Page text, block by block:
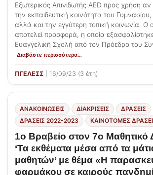
Eξωτερικός Απινιδωτής AED προς χρήση αν
την εκπαιδευτική κοινότητα του
αλλά και την εγγύτερη τοπική κοινωνία. Ο
αποτελεί προσφορά, η οποία
Ευαγγελική Σχολή από τον Πρόεδρο του
Διαβάστε περισσότερα…
ΠΓΕΛΕΣΣ | 16/09/23 (3 έτη)
ΑΝΑΚΟΙΝΩΣΕΙΣ ΔΙΑΚΡΊΣΕΙΣ
ΔΡΑΣΕΙΣ
ΔΡΆΣΕΙΣ 2022-2023
ΚΑΙΝΟΤΌΜΕΣ
1ο Βραβείο στον 7ο Μαθητικό
‘Τα εκθέματα μέσα από τα
μαθητών’ με θέμα «Η
φαρμάκου σε καιρούς